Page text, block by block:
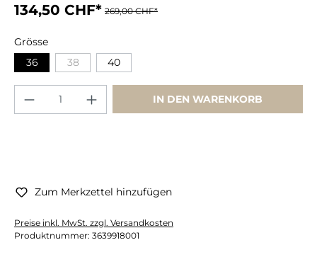
134,50 CHF* 269,00 CHF*
Grösse
36
38 40
IN DEN WARENKORB
Zum Merkzettel hinzufügen
Preise inkl. MwSt. zzgl. Versandkosten
Produktnummer: 3639918001